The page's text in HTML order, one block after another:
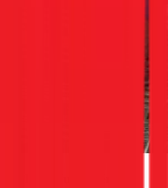
Bồn Nước Lên Vị